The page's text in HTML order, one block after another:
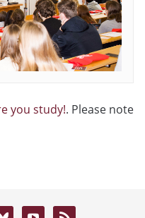
you study!. Please note